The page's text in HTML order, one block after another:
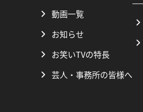
動画一覧
お知らせ
お笑いTVの特長
芸人・事務所の皆様へ